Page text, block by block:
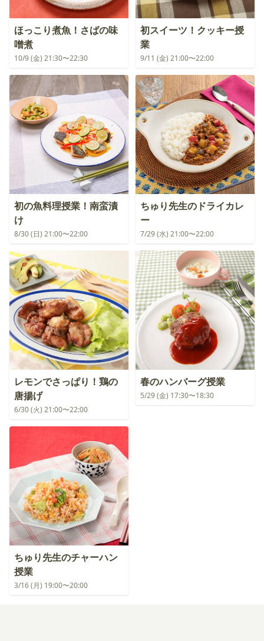
ほっこり煮魚！さばの味
噌煮
10/9 (金) 21:30〜22:30
初スイーツ！クッキー授
業
9/11 (金) 21:00〜22:00
初の魚料理授業！南蛮漬
け
8/30 (日) 21:00〜22:00
ちゅり先生のドライカレ
ー
7/29 (水) 21:00〜22:00
レモンでさっぱり！鶏の
唐揚げ
6/30 (火) 21:00〜22:00
春のハンバーグ授業
5/29 (金) 17:30〜18:30
ちゅり先生のチャーハン
授業
3/16 (月) 19:00〜20:00